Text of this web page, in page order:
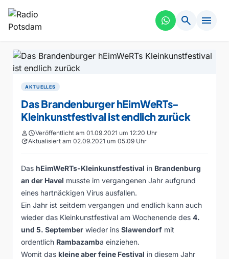
search menu
AKTUELLES
Das Brandenburger hEimWeRTs-
Kleinkunstfestival ist endlich zurück
personscheduleVeröffentlicht am 01.09.2021 um 12:20 Uhr
updateAktualisiert am 02.09.2021 um 05:09 Uhr
Das hEimWeRTs-Kleinkunstfestival in Brandenburg
an der Havel musste im vergangenen Jahr aufgrund
eines hartnäckigen Virus ausfallen.
Ein Jahr ist seitdem vergangen und endlich kann auch
wieder das Kleinkunstfestival am Wochenende des 4.
und 5. September wieder ins Slawendorf mit
ordentlich Rambazamba einziehen.
Womit das kleine aber feine Festival in diesem Jahr